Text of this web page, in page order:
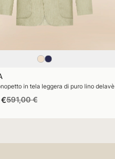
in tela leggera di puro lino delavè
Prezzo
591,00 €Prezzo